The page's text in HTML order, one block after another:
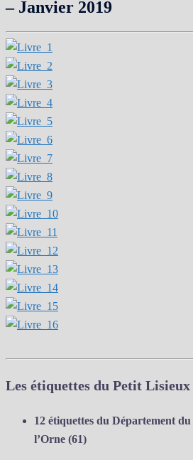
– Janvier 2019
Les étiquettes du Petit Lisieux
12 étiquettes du Département
l’Orne (61)